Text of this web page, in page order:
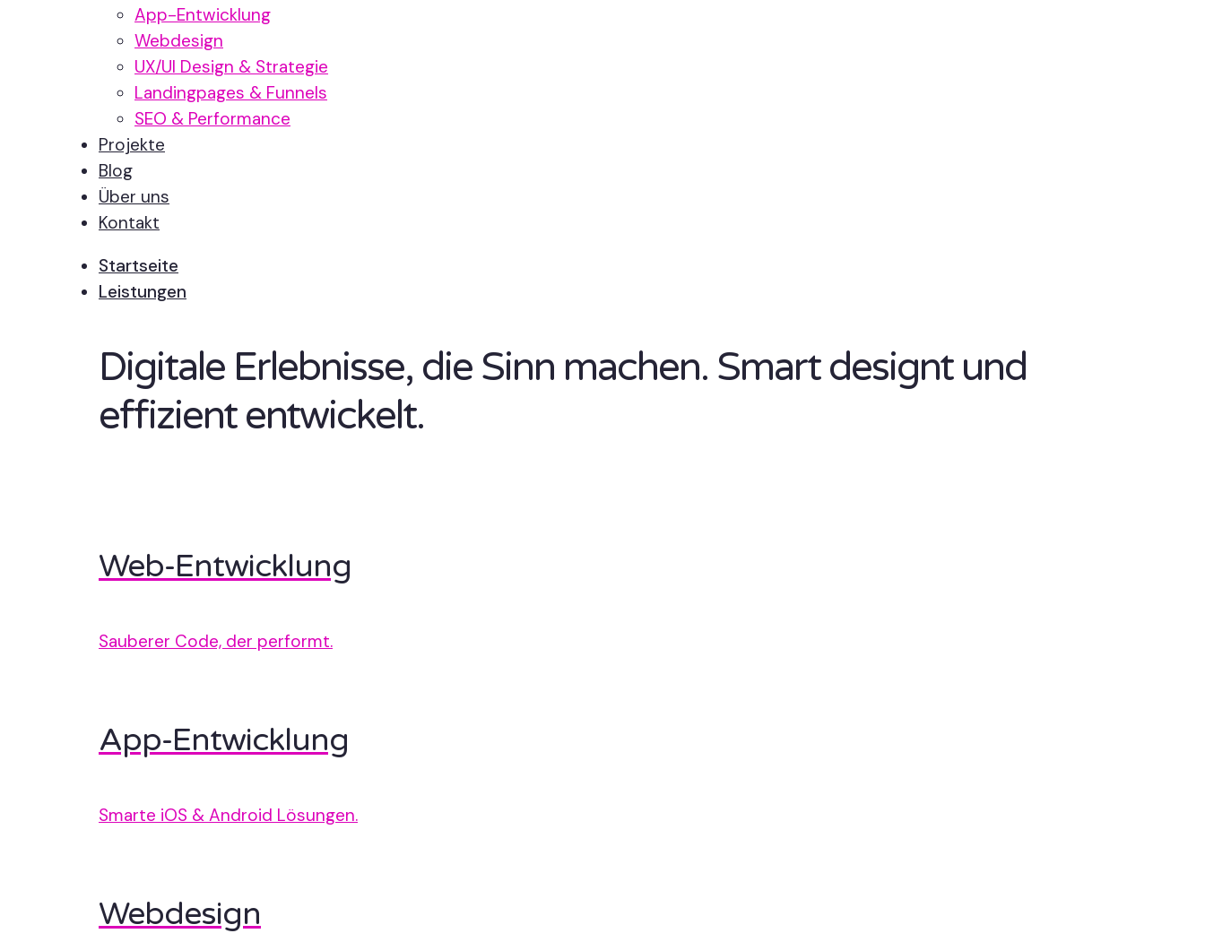
App-Entwicklung
Webdesign
UX/UI Design & Strategie
Landingpages & Funnels
SEO & Performance
Projekte
Blog
Über uns
Kontakt
Startseite
Leistungen
Digitale Erlebnisse, die Sinn machen. Smart designt und
effizient entwickelt.
Web-Entwicklung
Sauberer Code, der performt.
App-Entwicklung
Smarte iOS & Android Lösungen.
Webdesign